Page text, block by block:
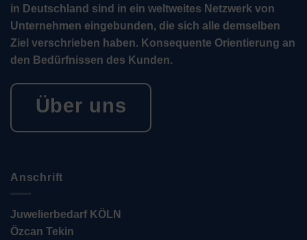
in Deutschland sind in ein weltweites Netzwerk von
Unternehmen eingebunden, die sich alle demselben
Ziel verschrieben haben. Konsequente Orientierung an
den Bedürfnissen des Kunden.
Über uns
Anschrift
Juwelierbedarf KÖLN
Özcan Tekin